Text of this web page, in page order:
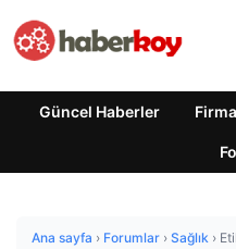
Güncel Haberler
Ana sayfa › Forumlar › Sağlık ›